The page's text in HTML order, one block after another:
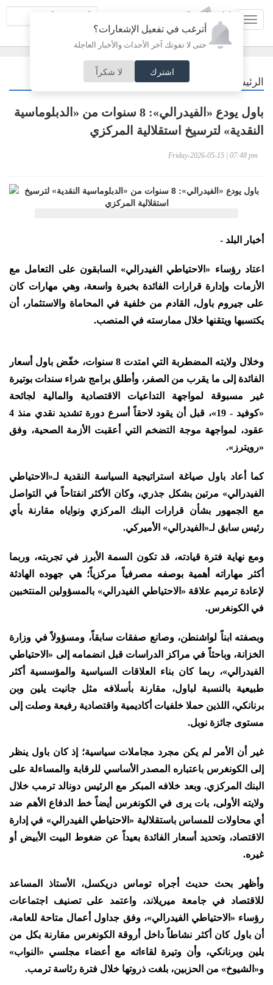
أترغب في تفعيل الإشعارات؟
حتى لا تفوتك آخر الأحداث والأخبار العاجلة
اشترك لا شكراً
الرئيسية
باول يودع «الفيدرالي»: 8 سنوات من «الدبلوماسية
النقدية» لترسيخ استقلالية المركزي
Friday-2026-05-15 | 07:48 pm
أخبار البلد -
اعتاد رؤساء «الاحتياطي الفيدرالي» السابقون على التعامل مع
الأزمات وإدارة قرارات الفائدة بخبرة واسعة، وهي مهارات كان
على جيروم باول، القادم من خلفية في المحاماة والاستثمار، أن
يكتسبها ويتقنها خلال ممارسته في المنصب.
وخلال ولايته المضطربة التي امتدت 8 سنوات، خفّض باول أسعار
الفائدة إلى ما يقرب من الصفر، وأطلق برامج شراء سندات بوتيرة
غير مسبوقة لمواجهة التداعيات الاقتصادية والمالية لجائحة
«كوفيد - 19»، قبل أن يقود لاحقاً أسرع دورة تشديد نقدي منذ 4
عقود، لمواجهة موجة التضخم التي أعقبت الأزمة الصحية، وفق
«رويترز».
كما أعاد باول صياغة استراتيجية السياسة النقدية لـ«الاحتياطي
الفيدرالي» مرتين بشكل جذري، وكان الأكثر انفتاحاً في التواصل
مع الجمهور بشأن قرارات البنك المركزي ونواياه مقارنة بأي
رئيس سابق لـ«الفيدرالي» الأميركي.
ومع نهاية فترة قيادته، قد تكون السمة الأبرز في تجربته، وربما
أكثر مهاراته أهمية بوصفه مصرفياً مركزياً؛ هي جهوده الهادئة
لإعادة ترميم علاقة «الاحتياطي الفيدرالي» بالمسؤولين المنتخبين
في الكونغرس.
وبصفته ابناً لواشنطن، وصانع صفقات سابقاً، ومسؤولاً في وزارة
الخزانة، وباحثاً في مراكز الدراسات قبل انضمامه إلى «الاحتياطي
الفيدرالي»، ربما كان بناء العلاقات السياسية والمؤسسية أكثر
طبيعية بالنسبة لباول، مقارنة بأسلافه مثل جانيت يلين وبن
برنانكي، اللذين حملا خلفيات أكاديمية واقتصادية رفيعة وصلت إلى
مستوى جائزة نوبل.
غير أن الأمر لم يكن مجرد مجاملات سياسية؛ إذ كان باول ينظر
إلى الكونغرس باعتباره المصدر الأساسي للرقابة والمساءلة على
البنك المركزي. وبعد خلافه المبكر مع الرئيس دونالد ترمب خلال
ولايته الأولى، بات يرى في الكونغرس أيضاً خط الدفاع الأهم ضد
أي محاولات للمساس باستقلالية «الاحتياطي الفيدرالي» في إدارة
الاقتصاد، وتحديد أسعار الفائدة بعيداً عن ضغوط البيت الأبيض أو
غيره.
وأظهر بحث حديث أجراه توماس دريكسل، الأستاذ المساعد
للاقتصاد في جامعة ميريلاند، واعتمد على تصنيف اجتماعات
رؤساء «الاحتياطي الفيدرالي»، وفق جداول أعمال متاحة للعامة،
أن باول كان أكثر نشاطاً داخل أروقة الكونغرس مقارنة بكل من
يلين وبرنانكي، وأن وتيرة لقاءاته مع أعضاء مجلسي «النواب»
و«الشيوخ» من الحزبين، بلغت ذروتها خلال فترة رئاسة ترمب.